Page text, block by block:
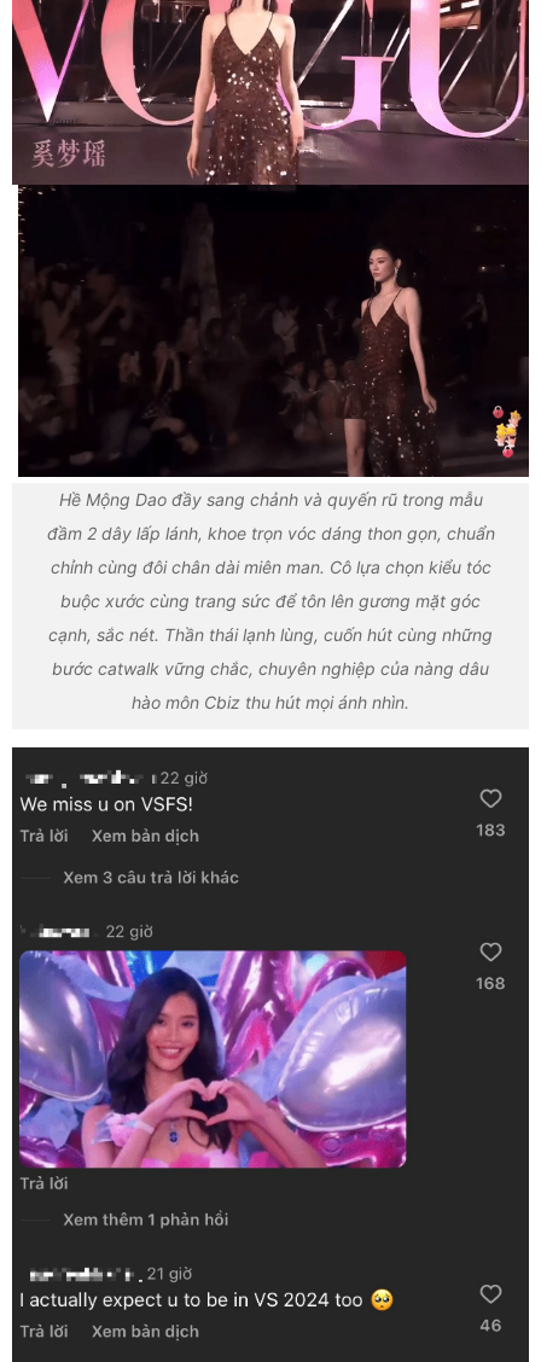
Hề Mộng Dao đầy sang chảnh và quyến rũ trong mẫu
đầm 2 dây lấp lánh, khoe trọn vóc dáng thon gọn, chuẩn
chỉnh cùng đôi chân dài miên man. Cô lựa chọn kiểu tóc
buộc xước cùng trang sức để tôn lên gương mặt góc
cạnh, sắc nét. Thần thái lạnh lùng, cuốn hút cùng những
bước catwalk vững chắc, chuyên nghiệp của nàng dâu
hào môn Cbiz thu hút mọi ánh nhìn.